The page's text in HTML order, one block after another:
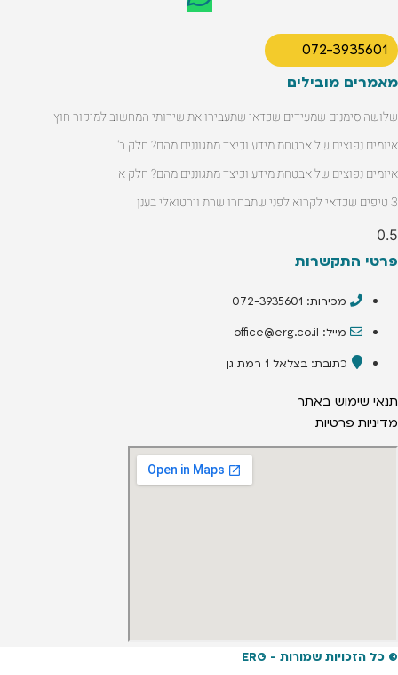
072-3935601
מאמרים מובילים
שלושה סימנים שמעידים שכדאי שתעבירו את שירותי המחשוב למיקור חוץ
איומים נפוצים של אבטחת מידע וכיצד מתגוננים מהם? חלק ב'
איומים נפוצים של אבטחת מידע וכיצד מתגוננים מהם? חלק א
3 טיפים שכדאי לקרוא לפני שתבחרו שרת וירטואלי בענן
פרטי התקשרות
מכירות: 072-3935601
מייל: office@erg.co.il
כתובת: בצלאל 1 רמת גן
תנאי שימוש באתר
מדיניות פרטיות
© כל הזכויות שמורות - ERG